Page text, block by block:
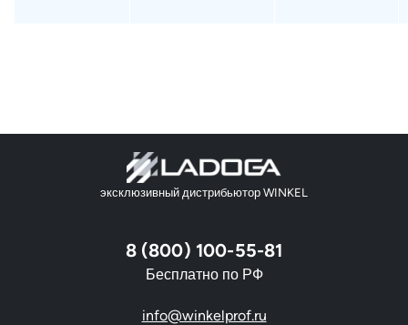
эксклюзивный дистрибьютор WINKEL
8 (800) 100-55-81
Бесплатно по РФ
info@winkelprof.ru